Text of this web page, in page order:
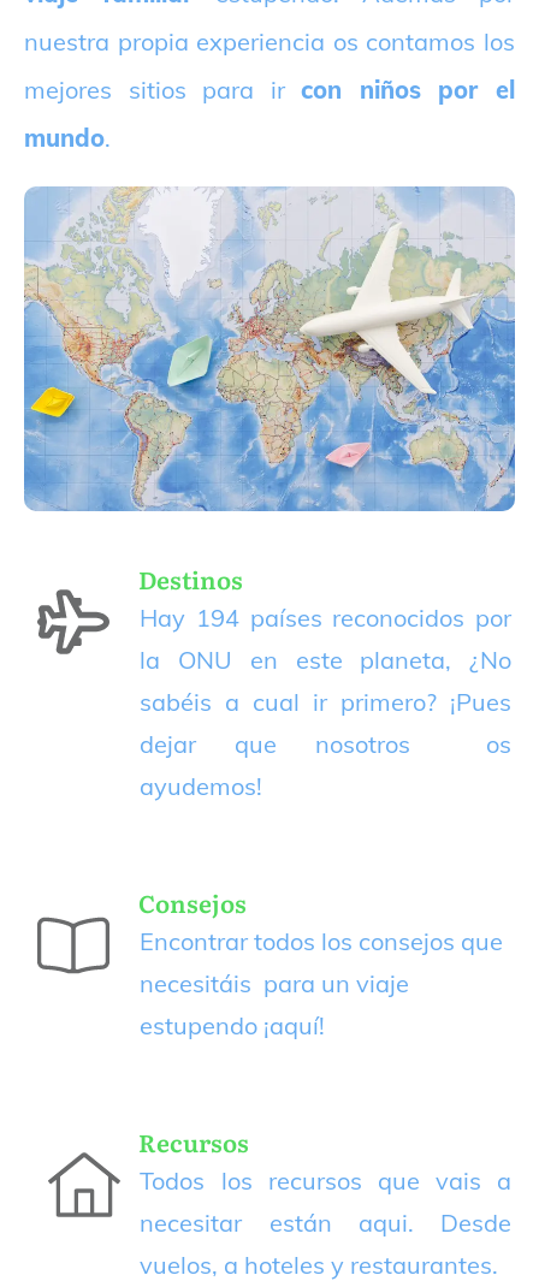
nuestra propia experiencia os contamos los
mejores sitios para ircon niños por el
mundo.
Destinos
Hay 194 países reconocidos por
la ONU en este planeta, ¿No
sabéis a cual ir primero? ¡Pues
dejar que nosotros os
ayudemos!
Consejos
Encontrar todos los consejos que
necesitáis para un viaje
estupendo ¡aquí!
Recursos
Todos los recursos que vais a
necesitar están aqui. Desde
vuelos, a hoteles y restaurantes.